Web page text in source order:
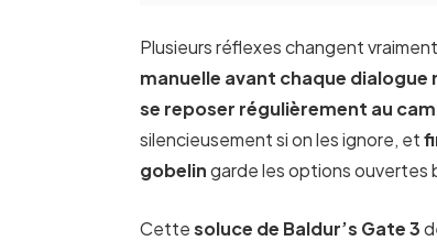
Plusieurs réflexes changent
manuelle avant chaque dialogue
se reposer régulièrement au
silencieusement si on les ignore, et
gobelingarde les options ouvertes
Cettesoluce de Baldur’s Gate 3